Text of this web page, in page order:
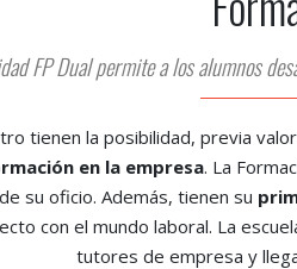
FP Dual permite a los alumnos
tienen la posibilidad, previa
en la empresa. La
su oficio. Además, tienen su
con el mundo laboral. La
tutores de empresa y